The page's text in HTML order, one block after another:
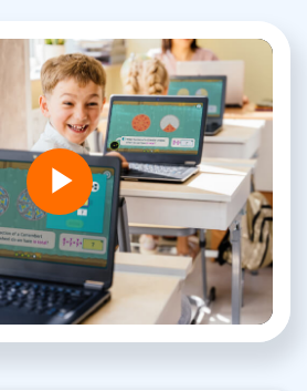
Play
Video